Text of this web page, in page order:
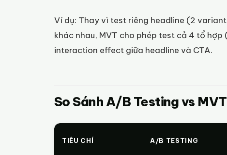
Ví dụ: Thay vì test riêng headline (2
khác nhau, MVT cho phép test cả 4 tổ
interaction effect giữa headline và CTA.
So Sánh A/B Testing vs
TIÊU CHÍ A/B TESTING